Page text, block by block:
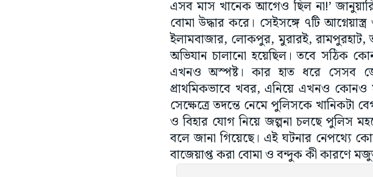
এসব মাস খানেক আগেও ছিল না!’
বোমা উদ্ধার করে। সেইসঙ্গে ৭টি
ইলামবাজার, লোকপুর, মুরারই, রামপুরহাট,
অভিযান চালানো হয়েছিল। তবে সঠিক
এখনও অস্পষ্ট। কার হাত ধরে সেসব
প্রাথমিকভাবে খবর, এনিয়ে এখনও কোনও
সেক্ষেত্রে তদন্তে নেমে পুলিসকে খানিকটা
ও বিহার যোগ নিয়ে জল্পনা চলছে পুলিস
বলে জানা গিয়েছে। এই ঘটনার নেপথ্যে
বাজেয়াপ্ত করা বোমা ও বন্দুক কী কারণে